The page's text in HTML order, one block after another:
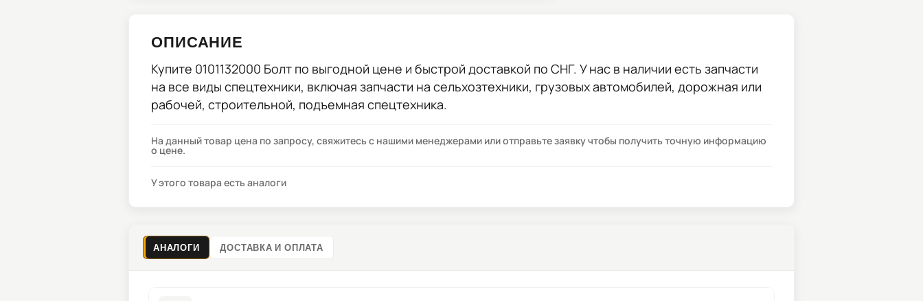
ОПИСАНИЕ
Купите 0101132000 Болт по выгодной цене и быстрой доставкой по СНГ. У нас в наличии есть запчасти
на все виды спецтехники, включая запчасти на сельхозтехники, грузовых автомобилей, дорожная или
рабочей, строительной, подъемная спецтехника.
На данный товар цена по запросу, свяжитесь с нашими менеджерами или отправьте заявку чтобы получить точную информацию
о цене.
У этого товара есть аналоги
АНАЛОГИ ДОСТАВКА И ОПЛАТА